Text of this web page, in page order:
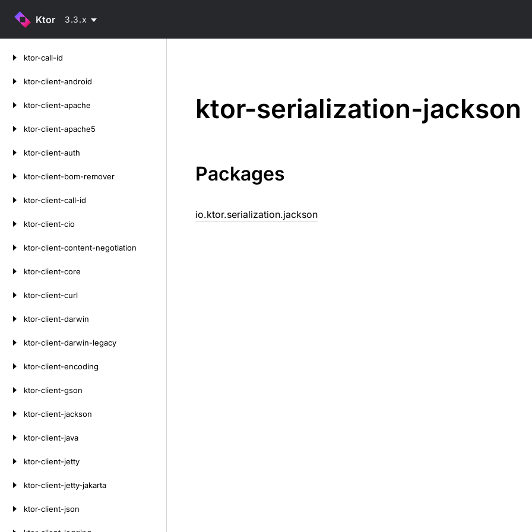
Ktor 3.3.x
ktor-call-id
ktor-client-android
ktor-client-apache
ktor-client-apache5
ktor-client-auth
ktor-client-bom-remover
ktor-client-call-id
ktor-client-cio
ktor-client-content-negotiation
ktor-client-core
ktor-client-curl
ktor-client-darwin
ktor-client-darwin-legacy
ktor-client-encoding
ktor-client-gson
ktor-client-jackson
ktor-client-java
ktor-client-jetty
ktor-client-jetty-jakarta
ktor-client-json
ktor-serialization-jackson
Packages
io.ktor.serialization.jackson